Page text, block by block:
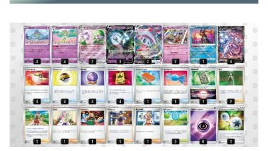
ロスト型コライドン
こくばバドレックスV
ヒスイヌメルゴンV
ジュラルドンV
ルギアV+ウミトリオ